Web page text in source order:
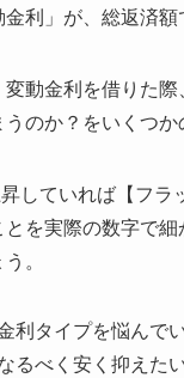
利」が、総返済
変動金利を借りた
のか？ をいくつ
昇していれば【フ
を実際の数字で
。
利タイプを悩んで
るべく安く抑えた